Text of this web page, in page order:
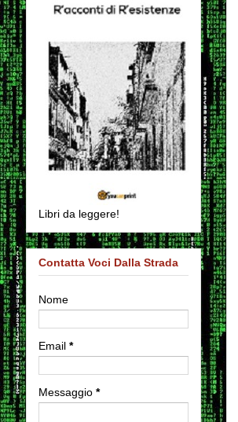
Libri da leggere!
Contatta Voci Dalla Strada
Nome
Email *
Messaggio *